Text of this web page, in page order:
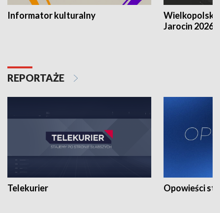
Informator kulturalny
Jarocin 2026
REPORTAŻE
Telekurier Opowieści